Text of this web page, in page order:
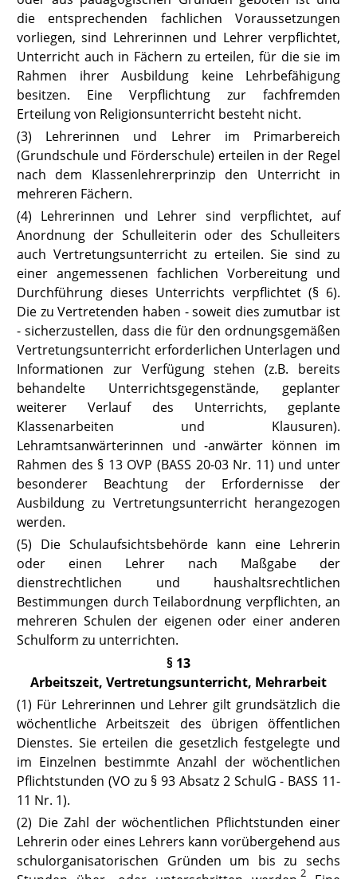
die entsprechenden fachlichen Voraussetzungen
vorliegen, sind Lehrerinnen und Lehrer verpflichtet,
Unterricht auch in Fächern zu erteilen, für die sie im
Rahmen ihrer Ausbildung keine Lehrbefähigung
besitzen. Eine Verpflichtung zur fachfremden
Erteilung von Religionsunterricht besteht nicht.
(3) Lehrerinnen und Lehrer im Primarbereich
(Grundschule und Förderschule) erteilen in der Regel
nach dem Klassenlehrerprinzip den Unterricht in
mehreren Fächern.
(4) Lehrerinnen und Lehrer sind verpflichtet, auf
Anordnung der Schulleiterin oder des Schulleiters
auch Vertretungsunterricht zu erteilen. Sie sind zu
einer angemessenen fachlichen Vorbereitung und
Durchführung dieses Unterrichts verpflichtet (§ 6).
Die zu Vertretenden haben - soweit dies zumutbar ist
- sicherzustellen, dass die für den ordnungsgemäßen
Vertretungsunterricht erforderlichen Unterlagen und
Informationen zur Verfügung stehen (z.B. bereits
behandelte Unterrichtsgegenstände, geplanter
weiterer Verlauf des Unterrichts, geplante
Klassenarbeiten und Klausuren).
Lehramtsanwärterinnen und -anwärter können im
Rahmen des § 13 OVP(BASS 20-03 Nr. 11) und unter
besonderer Beachtung der Erfordernisse der
Ausbildung zu Vertretungsunterricht herangezogen
werden.
(5) Die Schulaufsichtsbehörde kann eine Lehrerin
oder einen Lehrer nach Maßgabe der
dienstrechtlichen und haushaltsrechtlichen
Bestimmungen durch Teilabordnung verpflichten, an
mehreren Schulen der eigenen oder einer anderen
Schulform zu unterrichten.
§ 13
Arbeitszeit, Vertretungsunterricht, Mehrarbeit
(1) Für Lehrerinnen und Lehrer gilt grundsätzlich die
wöchentliche Arbeitszeit des übrigen öffentlichen
Dienstes. Sie erteilen die gesetzlich festgelegte und
im Einzelnen bestimmte Anzahl der wöchentlichen
Pflichtstunden (VO zu § 93 Absatz 2 SchulG - BASS 11-
11 Nr. 1).
(2) Die Zahl der wöchentlichen Pflichtstunden einer
Lehrerin oder eines Lehrers kann vorübergehend aus
schulorganisatorischen Gründen um bis zu sechs
2